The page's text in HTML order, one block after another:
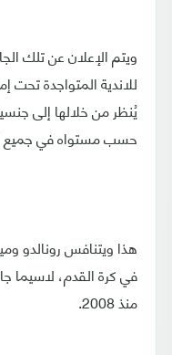
ويتم الإعلان عن تلك
للاندية المتواجدة تحت
يُنظر من خلالها إلى
حسب مستواه في جميع
هذا ويتنافس رونالدو
في كرة القدم، لاسيما
منذ 2008.